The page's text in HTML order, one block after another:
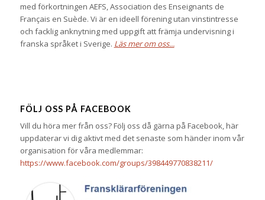
med förkortningen AEFS, Association des Enseignants de
Français en Suède. Vi är en ideell förening utan vinstintresse
och facklig anknytning med uppgift att främja undervisning i
franska språket i Sverige. Läs mer om oss...
FÖLJ OSS PÅ FACEBOOK
Vill du höra mer från oss? Följ oss då gärna på Facebook, här
uppdaterar vi dig aktivt med det senaste som händer inom vår
organisation för våra medlemmar:
https://www.facebook.com/groups/398449770838211/